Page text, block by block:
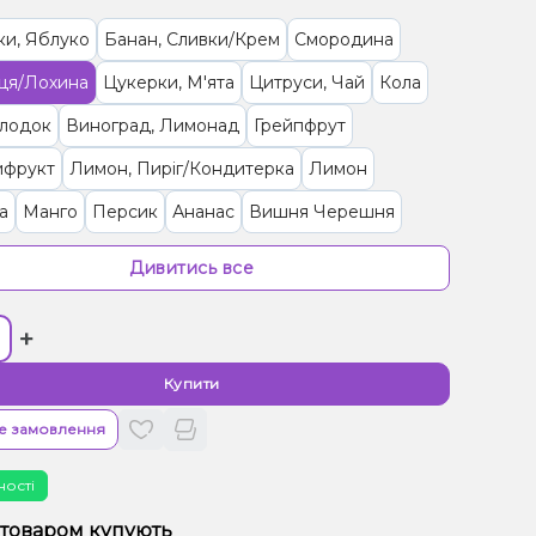
Яблуко Банан, Сливки/Крем
Смородина
Лохина
Цукерки, М'ята Цитруси, Чай
Кола
Виноград, Лимонад
Грейпфрут
Лимон, Пиріг/Кондитерка
Лимон
Манго Персик Ананас
Вишня Черешня
Кавун
Апельсин
Ягоди
Лід/Холодок, Ягоди
Обліпиха
Груша/Дюшес, Лимонад
Лайм Помело
фрукт
Дивитись все
+
Купити
замовлення
купують